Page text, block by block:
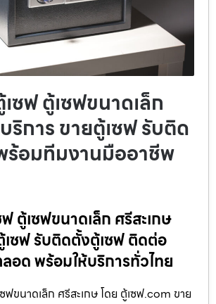
ซฟ ตู้เซฟขนาดเล็ก
ริการ ขายตู้เซฟ รับติด
ร้อมทีมงานมืออาชีพ
ตู้เซฟขนาดเล็ก ศรีสะเกษ
เซฟ รับติดตั้งตู้เซฟ ติดต่อ
อด พร้อมให้บริการทั่วไทย
ขนาดเล็ก ศรีสะเกษ โดย ตู้เซฟ.com ขาย